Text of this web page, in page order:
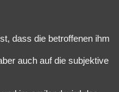
dass die betroffenen ihm
auch auf die subjektive